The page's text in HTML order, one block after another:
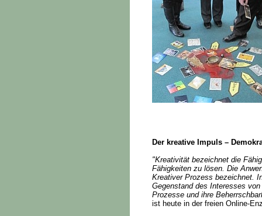
Der kreative Impuls –
"Kreativität bezeichnet die
Fähigkeiten zu lösen. Die
Kreativer Prozess bezeichnet.
Gegenstand des Interesses
Prozesse und ihre
ist heute in der freien Online-